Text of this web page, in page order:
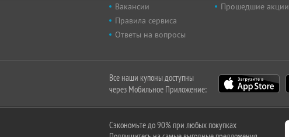
Вакансии
Правила сервиса
Ответы на вопросы
Прошедшие акции
Все наши купоны доступны
через Мобильное Приложение:
Сэкономьте до 90% при любых покупках